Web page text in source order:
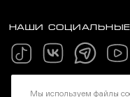
НАШИ СОЦИАЛЬНЫЕ
Мы используем файлы